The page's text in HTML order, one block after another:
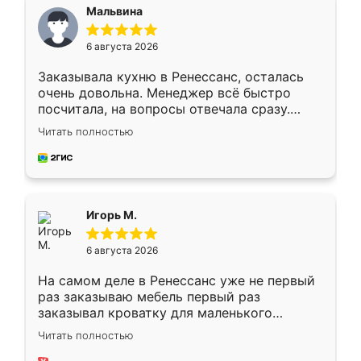
Мальвина
6 августа 2026
Заказывала кухню в Ренессанс, осталась
очень довольна. Менеджер всё быстро
посчитала, на вопросы отвечала сразу.
Замерщик приехал в субботу, подошёл к
делу со всей ответственностью. Собрали
за день, ребята работали аккуратно, даже
Читать полностью
Игорь М.
6 августа 2026
На самом деле в Ренессанс уже не первый
раз заказываю мебель первый раз
заказывал кроватку для маленького
ребёнка при его рождении ,во второй раз
заказал шкаф-купе. По качеству очень
Читать полностью